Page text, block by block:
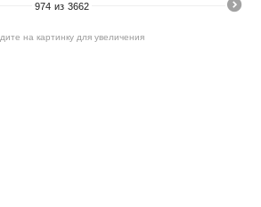
974 из 3662
на картинку для увеличения